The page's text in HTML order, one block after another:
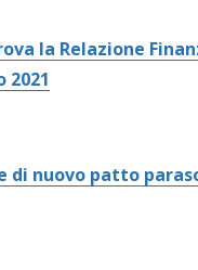
la Relazione
2021
nuovo patto